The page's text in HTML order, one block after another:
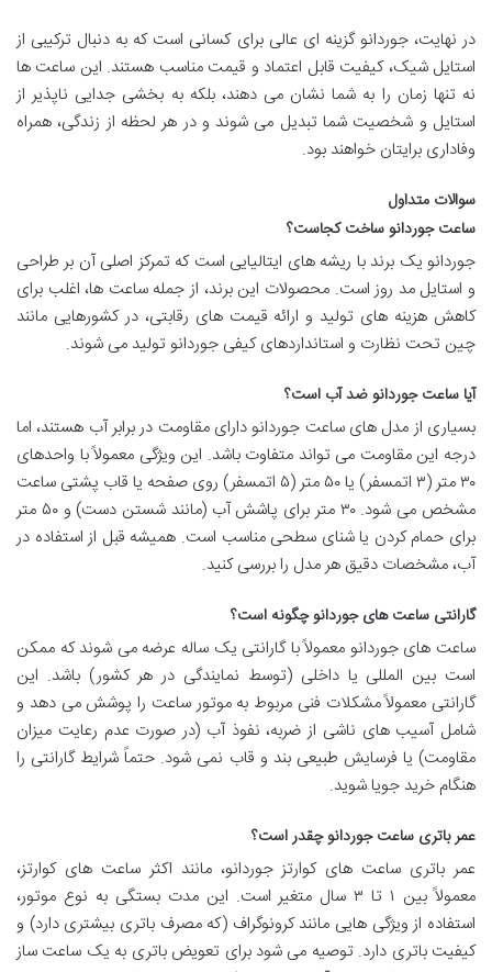
در نهایت، جوردانو گزینه ای عالی برای کسانی است که به دنبال ترکیبی از
استایل شیک، کیفیت قابل اعتماد و قیمت مناسب هستند. این ساعت ها
نه تنها زمان را به شما نشان می دهند، بلکه به بخشی جدایی ناپذیر از
استایل و شخصیت شما تبدیل می شوند و در هر لحظه از زندگی، همراه
وفاداری برایتان خواهند بود.
سوالات متداول
ساعت جوردانو ساخت کجاست؟
جوردانو یک برند با ریشه های ایتالیایی است که تمرکز اصلی آن بر طراحی
و استایل مد روز است. محصولات این برند، از جمله ساعت ها، اغلب برای
کاهش هزینه های تولید و ارائه قیمت های رقابتی، در کشورهایی مانند
چین تحت نظارت و استانداردهای کیفی جوردانو تولید می شوند.
آیا ساعت جوردانو ضد آب است؟
بسیاری از مدل های ساعت جوردانو دارای مقاومت در برابر آب هستند، اما
درجه این مقاومت می تواند متفاوت باشد. این ویژگی معمولاً با واحدهای
۳۰ متر (۳ اتمسفر) یا ۵۰ متر (۵ اتمسفر) روی صفحه یا قاب پشتی ساعت
مشخص می شود. ۳۰ متر برای پاشش آب (مانند شستن دست) و ۵۰ متر
برای حمام کردن یا شنای سطحی مناسب است. همیشه قبل از استفاده در
آب، مشخصات دقیق هر مدل را بررسی کنید.
گارانتی ساعت های جوردانو چگونه است؟
ساعت های جوردانو معمولاً با گارانتی یک ساله عرضه می شوند که ممکن
است بین المللی یا داخلی (توسط نمایندگی در هر کشور) باشد. این
گارانتی معمولاً مشکلات فنی مربوط به موتور ساعت را پوشش می دهد و
شامل آسیب های ناشی از ضربه، نفوذ آب (در صورت عدم رعایت میزان
مقاومت) یا فرسایش طبیعی بند و قاب نمی شود. حتماً شرایط گارانتی را
هنگام خرید جویا شوید.
عمر باتری ساعت جوردانو چقدر است؟
عمر باتری ساعت های کوارتز جوردانو، مانند اکثر ساعت های کوارتز،
معمولاً بین ۱ تا ۳ سال متغیر است. این مدت بستگی به نوع موتور،
استفاده از ویژگی هایی مانند کرونوگراف (که مصرف باتری بیشتری دارد) و
کیفیت باتری دارد. توصیه می شود برای تعویض باتری به یک ساعت ساز